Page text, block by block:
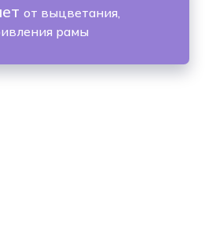
от выцветания,
рамы